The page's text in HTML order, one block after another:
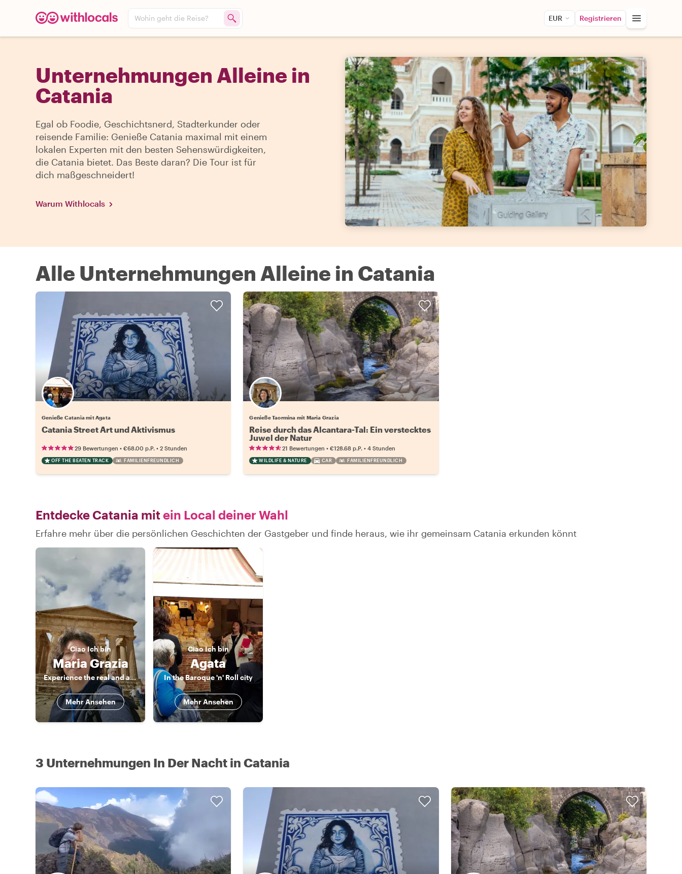
Wohin geht die Reise? EUR Registrieren
Unternehmungen Alleine in
Catania
Egal ob Foodie, Geschichtsnerd, Stadterkunder oder
reisende Familie: Genieße Catania maximal mit einem
lokalen Experten mit den besten Sehenswürdigkeiten,
die Catania bietet. Das Beste daran? Die Tour ist für
dich maßgeschneidert!
Warum Withlocals
Alle Unternehmungen Alleine in Catania
Genieße Catania mit Agata
Catania Street Art und Aktivismus
29 Bewertungen • €68.00 p.P. • 2 Stunden
OFF THE BEATEN TRACK FAMILIENFREUNDLICH
Genieße Taormina mit Maria Grazia
Reise durch das Alcantara-Tal: Ein verstecktes
Juwel der Natur
21 Bewertungen •€128.68 p.P. •4 Stunden
WILDLIFE & NATURE CAR FAMILIENFREUNDLICH
Entdecke Catania mitein Local deiner Wahl
Erfahre mehr über die persönlichen Geschichten der Gastgeber und finde heraus, wie ihr gemeinsam Catania erkunden könnt
CiaoIch bin
Maria Grazia
Experience the real and authentic Sicily
Mehr Ansehen
CiaoIch bin
Agata
In the Baroque 'n' Roll city
Mehr Ansehen
3 Unternehmungen In Der Nacht in Catania